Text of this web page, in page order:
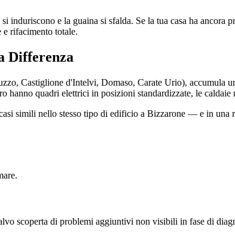
e la guaina si sfalda. Se la tua casa ha ancora
e rifacimento totale.
Differenza
Castiglione d'Intelvi, Domaso, Carate Urio), accumula
quadri elettrici in posizioni standardizzate, le
simili nello stesso tipo di edificio a Bizzarone — e in una
scoperta di problemi aggiuntivi non visibili in fase di